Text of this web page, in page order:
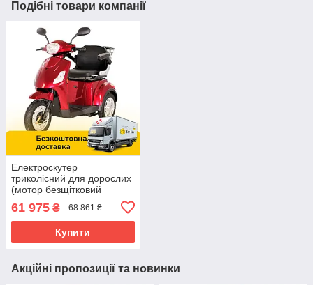
Подібні товари компанії
Електроскутер
триколісний для дорослих
(мотор безщітковий
60V20AH, до 35 км/год,
кошик) SN-ES01 Червоний
61 975 ₴ 68 861 ₴
Купити
Акційні пропозиції та новинки